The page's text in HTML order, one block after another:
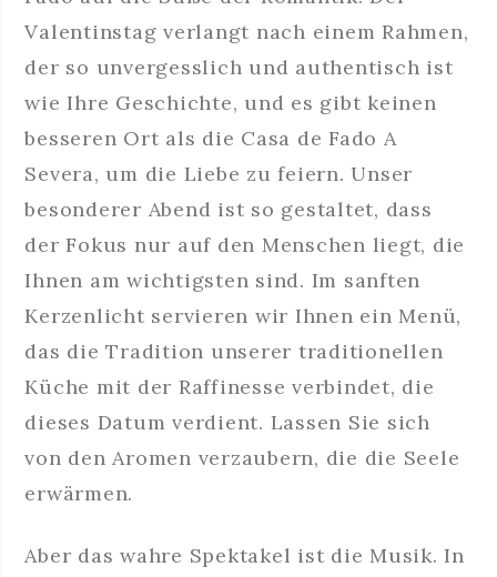
Valentinstag verlangt nach einem Rahmen,
der so unvergesslich und authentisch ist
wie Ihre Geschichte, und es gibt keinen
besseren Ort als die Casa de Fado A
Severa, um die Liebe zu feiern. Unser
besonderer Abend ist so gestaltet, dass
der Fokus nur auf den Menschen liegt, die
Ihnen am wichtigsten sind. Im sanften
Kerzenlicht servieren wir Ihnen ein Menü,
das die Tradition unserer traditionellen
Küche mit der Raffinesse verbindet, die
dieses Datum verdient. Lassen Sie sich
von den Aromen verzaubern, die die Seele
erwärmen.
Aber das wahre Spektakel ist die Musik. In